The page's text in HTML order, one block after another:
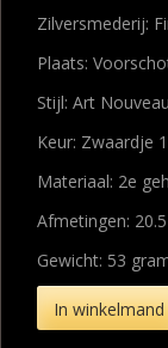
Zilversmederij:
Plaats:
Stijl: Art Nouveau
Keur: Zwaardje
Materiaal: 2e
Afmetingen:
Gewicht: 53
In winkelmand